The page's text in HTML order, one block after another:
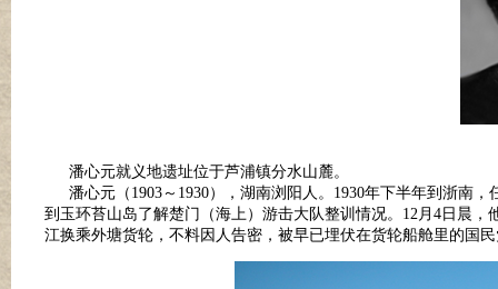
潘心元就义地遗址位于芦浦镇分水山麓。
潘心元（1903～1930），湖南浏阳人。1930年下半年到浙南
到玉环苔山岛了解楚门（海上）游击大队整训情况。12月4日晨
江换乘外塘货轮，不料因人告密，被早已埋伏在货轮船舱里的国